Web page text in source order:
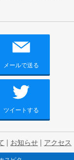
メールで送る
ツイートする
| お知らせ | アクセス